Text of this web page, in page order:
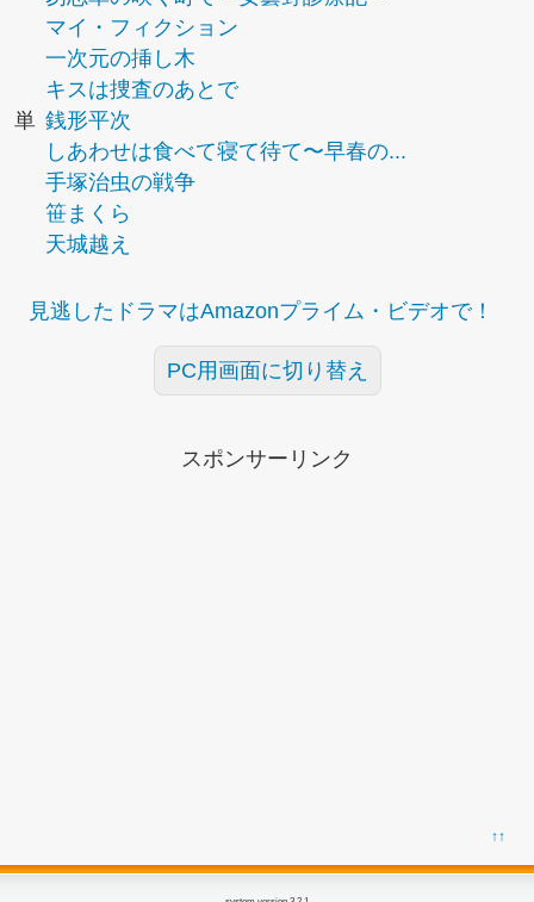
マイ・フィクション
一次元の挿し木
キスは捜査のあとで
単 銭形平次
しあわせは食べて寝て待て〜早春の...
手塚治虫の戦争
笹まくら
天城越え
見逃したドラマはAmazonプライム・ビデオで！
PC用画面に切り替え
スポンサーリンク
↑↑